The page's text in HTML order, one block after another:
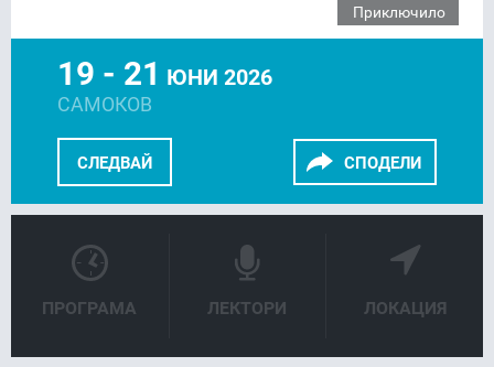
Приключило
СЛЕДВАЙ СПОДЕЛИ
19 - 21 ЮНИ 2026
САМОКОВ
ПРОГРАМА ЛЕКТОРИ ЛОКАЦИЯ